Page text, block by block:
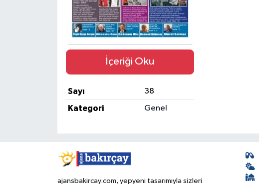
İçeriği Oku
Sayı
38
Kategori
Genel
ajansbakircay.com, yepyeni tasarımıyla sizleri